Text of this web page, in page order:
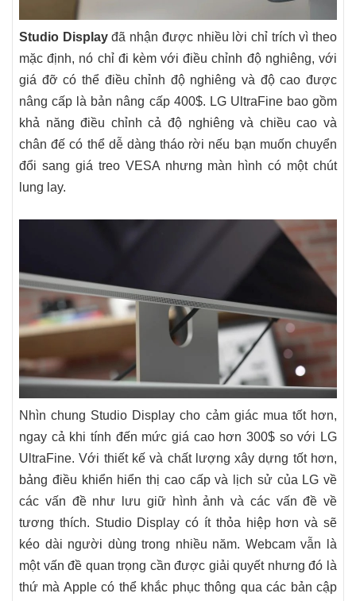
Studio Displayđã nhận được nhiều lời chỉ trích vì theo
mặc định, nó chỉ đi kèm với điều chỉnh độ nghiêng, với
giá đỡ có thể điều chỉnh độ nghiêng và độ cao được
nâng cấp là bản nâng cấp 400$. LG UltraFine bao gồm
khả năng điều chỉnh cả độ nghiêng và chiều cao và
chân đế có thể dễ dàng tháo rời nếu bạn muốn chuyển
đổi sang giá treo VESA nhưng màn hình có một chút
lung lay.
Nhìn chung Studio Display cho cảm giác mua tốt hơn,
ngay cả khi tính đến mức giá cao hơn 300$ so với LG
UltraFine. Với thiết kế và chất lượng xây dựng tốt hơn,
bảng điều khiển hiển thị cao cấp và lịch sử của LG về
các vấn đề như lưu giữ hình ảnh và các vấn đề về
tương thích. Studio Display có ít thỏa hiệp hơn và sẽ
kéo dài người dùng trong nhiều năm. Webcam vẫn là
một vấn đề quan trọng cần được giải quyết nhưng đó là
thứ mà Apple có thể khắc phục thông qua các bản cập